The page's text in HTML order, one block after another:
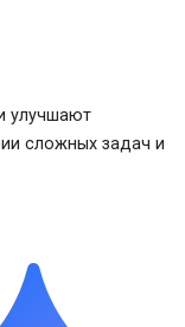
улучшают
сложных задач и